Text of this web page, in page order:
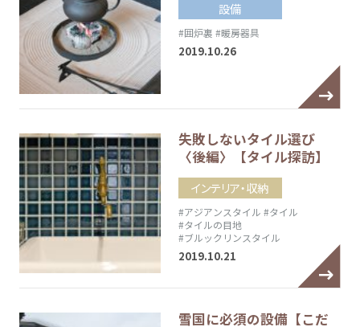
設備
#囲炉裏 #暖房器具
2019.10.26
失敗しないタイル選び
〈後編〉【タイル探訪】
インテリア・収納
#アジアンスタイル #タイル
#タイルの目地
#ブルックリンスタイル
2019.10.21
雪国に必須の設備【こだ